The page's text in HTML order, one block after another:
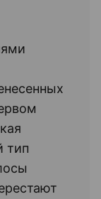
тип